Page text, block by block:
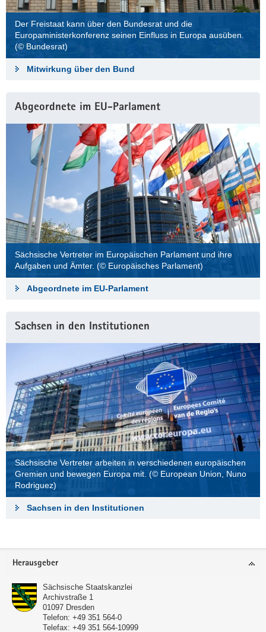
Der Freistaat kann über den Bundesrat und die
Europaministerkonferenz seinen Einfluss in Europa ausüben.
(© Bundesrat)
Mitwirkung über den Bund
Abgeordnete im EU-Parlament
Sächsische Vertreter im Europäischen Parlament und ihre
Aufgaben und Ämter. (© Europäisches Parlament)
Abgeordnete im EU-Parlament
Sachsen in den Institutionen
Sächsische Vertreter arbeiten in verschiedenen europäischen
Gremien und bewegen Europa mit. (© European Union, Nuno
Rodriguez)
Sachsen in den Institutionen
Footer-
Herausgeber
Sächsische Staatskanzlei
Archivstraße 1
01097 Dresden
Telefon: +49 351 564-0
Telefax: +49 351 564-10999